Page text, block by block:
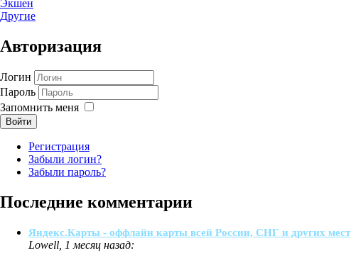
Экшен
Другие
Авторизация
Логин
Пароль
Запомнить меня
Войти
Регистрация
Забыли логин?
Забыли пароль?
Последние комментарии
Яндекс.Карты - оффлайн карты всей России, СНГ и других мест
Lowell, 1 месяц назад: